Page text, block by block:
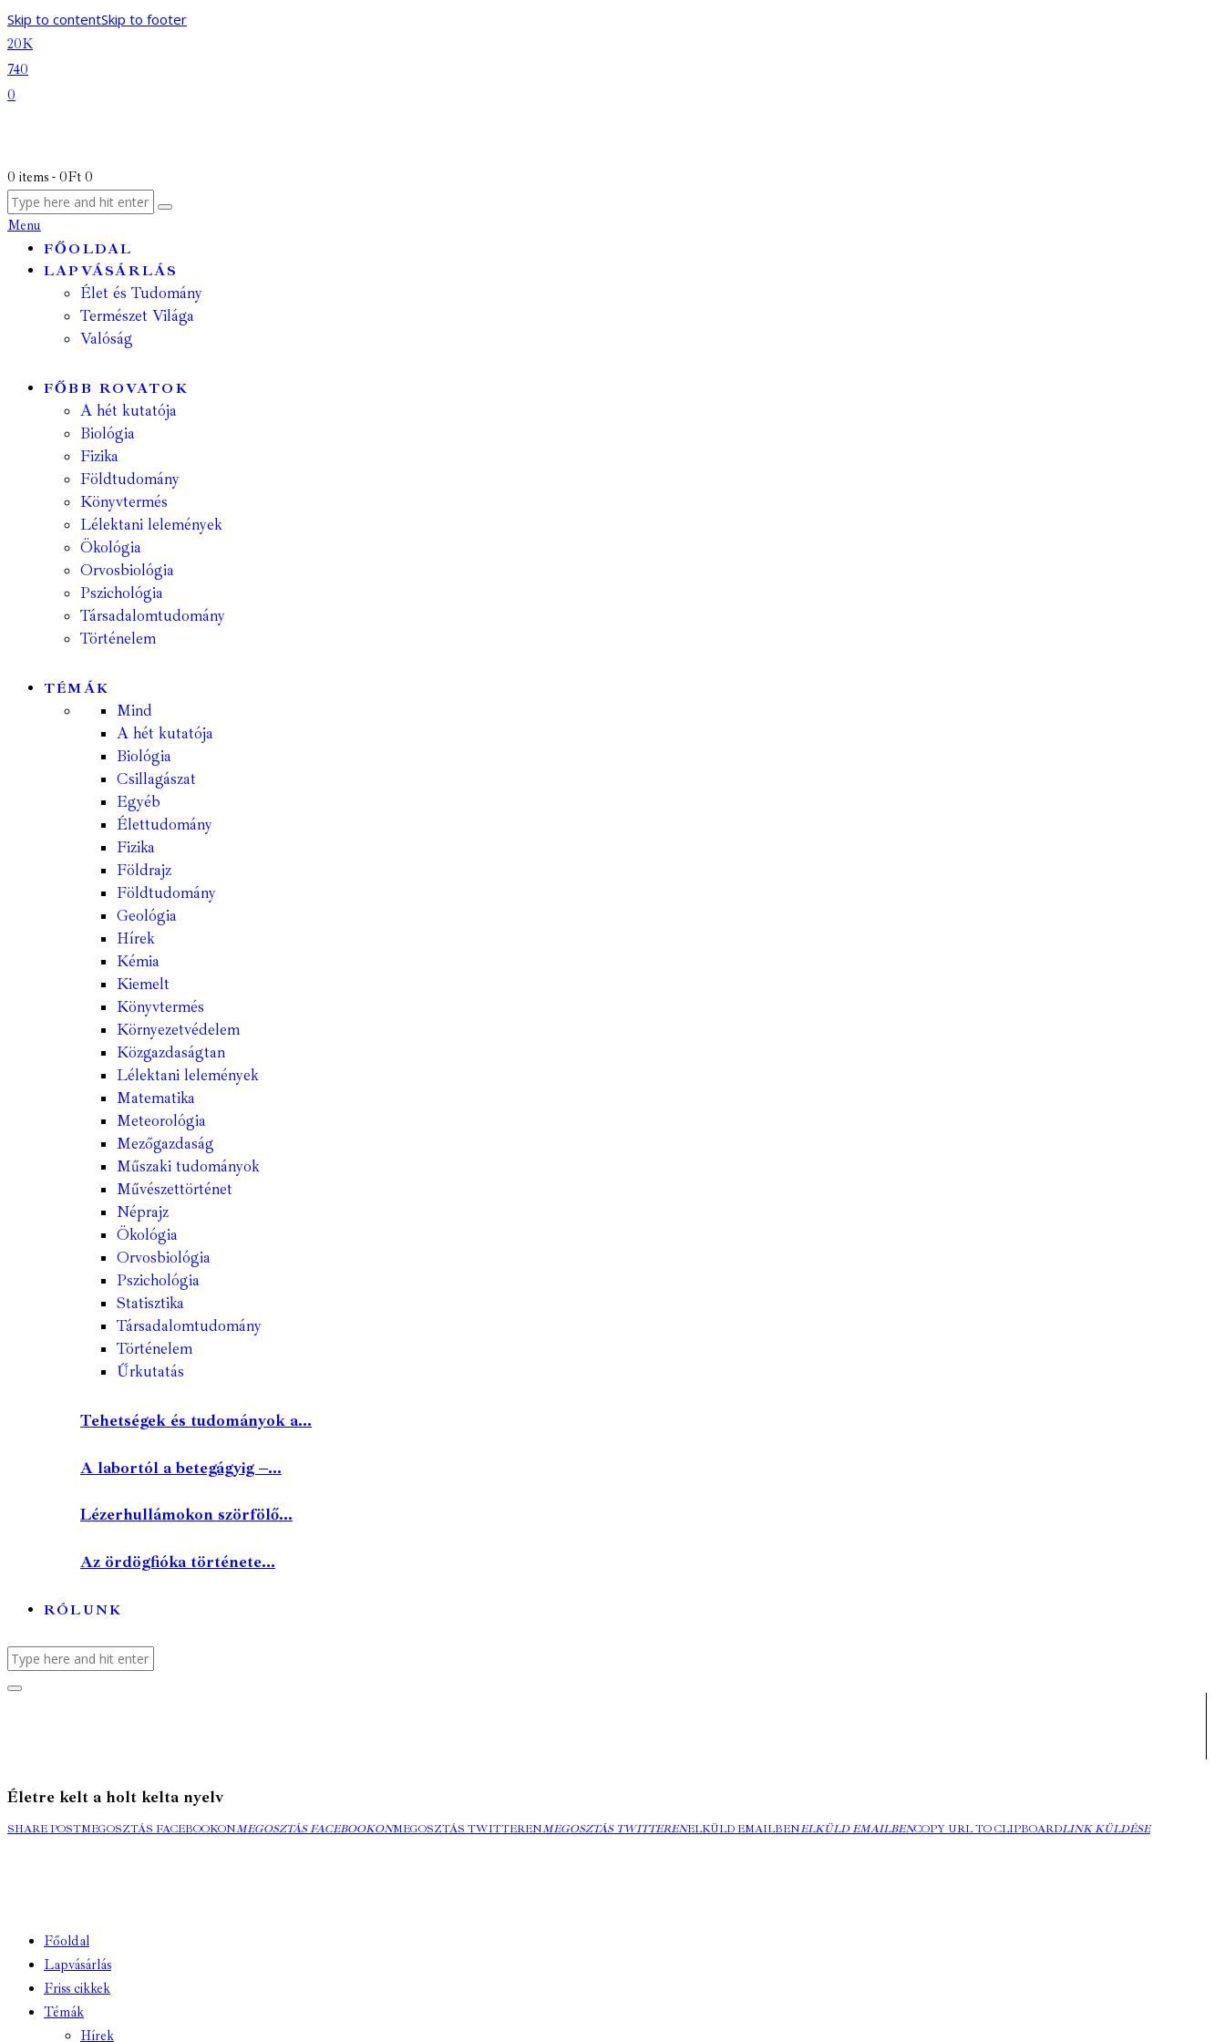
Skip to contentSkip to footer
20K
740
0
0 items - 0Ft 0
Menu
FŐOLDAL
LAPVÁSÁRLÁS
Élet és Tudomány
Természet Világa
Valóság
FŐBB ROVATOK
A hét kutatója
Biológia
Fizika
Földtudomány
Könyvtermés
Lélektani lelemények
Ökológia
Orvosbiológia
Pszichológia
Társadalomtudomány
Történelem
TÉMÁK
Mind
A hét kutatója
Biológia
Csillagászat
Egyéb
Élettudomány
Fizika
Földrajz
Földtudomány
Geológia
Hírek
Kémia
Kiemelt
Könyvtermés
Környezetvédelem
Közgazdaságtan
Lélektani lelemények
Matematika
Meteorológia
Mezőgazdaság
Műszaki tudományok
Művészettörténet
Néprajz
Ökológia
Orvosbiológia
Pszichológia
Statisztika
Társadalomtudomány
Történelem
Űrkutatás
Tehetségek és tudományok a...
A labortól a betegágyig –...
Lézerhullámokon szörfölő...
Az ördögfióka története...
RÓLUNK
Életre kelt a holt kelta nyelv
SHARE POSTMEGOSZTÁS FACEBOOKONMEGOSZTÁS FACEBOOKONMEGOSZTÁS TWITTERENMEGOSZTÁS TWITTERENELKÜLD EMAILBENELKÜLD EMAILBENCOPY URL TO CLIPBOARDLINK KÜLDÉSE
Főoldal
Lapvásárlás
Friss cikkek
Témák
Hírek